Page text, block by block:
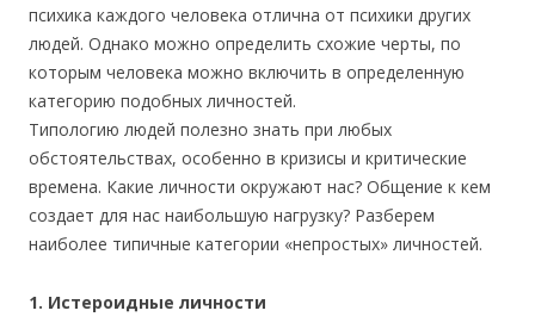
психика каждого человека отлична от психики других
людей. Однако можно определить схожие черты, по
которым человека можно включить в определенную
категорию подобных личностей.
Типологию людей полезно знать при любых
обстоятельствах, особенно в кризисы и критические
времена. Какие личности окружают нас? Общение к кем
создает для нас наибольшую нагрузку? Разберем
наиболее типичные категории «непростых» личностей.
1. Истероидные личности